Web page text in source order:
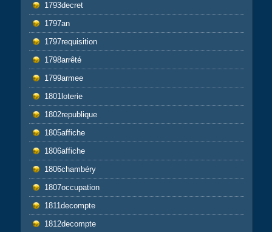
1793decret
1797an
1797requisition
1798arrêté
1799armee
1801loterie
1802republique
1805affiche
1806affiche
1806chambéry
1807occupation
1811decompte
1812decompte